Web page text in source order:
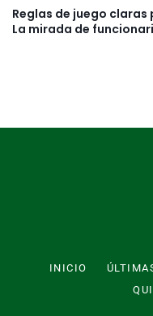
Reglas de juego
La mirada de
INICIO